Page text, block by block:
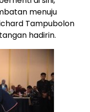
menuju
Tampubolon
hadirin.